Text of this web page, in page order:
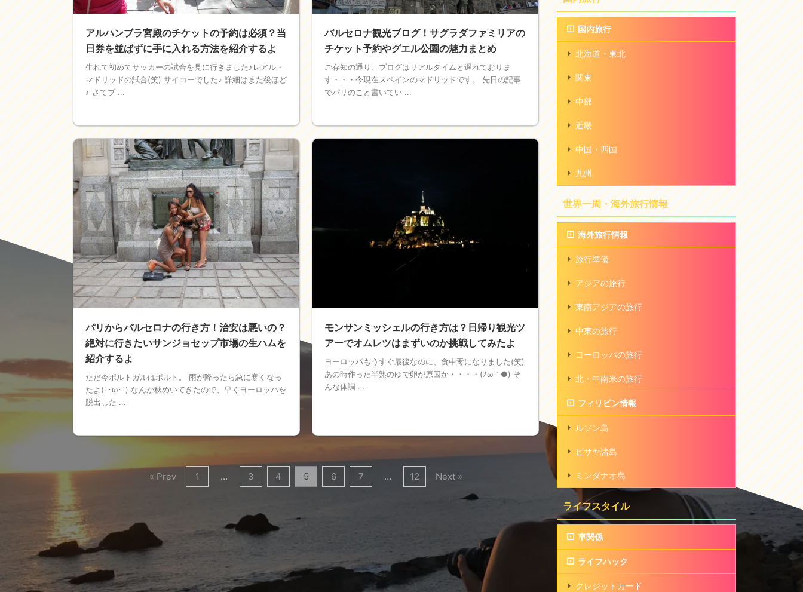
アルハンブラ宮殿のチケットの予約は必須？当
日券を並ばずに手に入れる方法を紹介するよ
生れて初めてサッカーの試合を見に行きました♪レアル・
マドリッドの試合(笑) サイコーでした♪ 詳細はまた後ほど
♪ さてブ ...
バルセロナ観光ブログ！サグラダファミリアの
チケット予約やグエル公園の魅力まとめ
ご存知の通り、ブログはリアルタイムと遅れておりま
す・・・今現在スペインのマドリッドです。 先日の記事
でパリのこと書いてい ...
パリからバルセロナの行き方！治安は悪いの？
絶対に行きたいサンジョセップ市場の生ハムを
紹介するよ
ただ今ポルトガルはポルト。 雨が降ったら急に寒くなっ
たよ(´･ω･`) なんか秋めいてきたので、早くヨーロッパを
脱出した ...
モンサンミッシェルの行き方は？日帰り観光ツ
アーでオムレツはまずいのか挑戦してみたよ
ヨーロッパもうすぐ最後なのに、食中毒になりました(笑)
あの時作った半熟のゆで卵が原因か・・・・(ﾉω｀●) そ
んな体調 ...
« Prev 1 … 3 4 5 6 7 … 12 Next »
国内旅行
北海道・東北
関東
中部
近畿
中国・四国
九州
世界一周・海外旅行情報
海外旅行情報
旅行準備
アジアの旅行
東南アジアの旅行
中東の旅行
ヨーロッパの旅行
北・中南米の旅行
フィリピン情報
ルソン島
ビサヤ諸島
ミンダナオ島
ライフスタイル
車関係
ライフハック
クレジットカード